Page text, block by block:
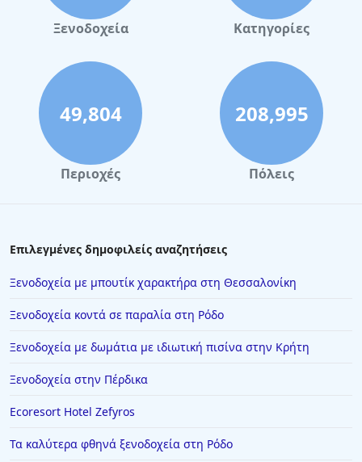
Ξενοδοχεία Κατηγορίες
49,804
Περιοχές
208,995
Πόλεις
Επιλεγμένες δημοφιλείς αναζητήσεις
Ξενοδοχεία με μπουτίκ χαρακτήρα στη Θεσσαλονίκη
Ξενοδοχεία κοντά σε παραλία στη Ρόδο
Ξενοδοχεία με δωμάτια με ιδιωτική πισίνα στην Κρήτη
Ξενοδοχεία στην Πέρδικα
Ecoresort Hotel Zefyros
Τα καλύτερα φθηνά ξενοδοχεία στη Ρόδο